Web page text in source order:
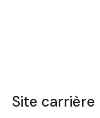
Site carrière